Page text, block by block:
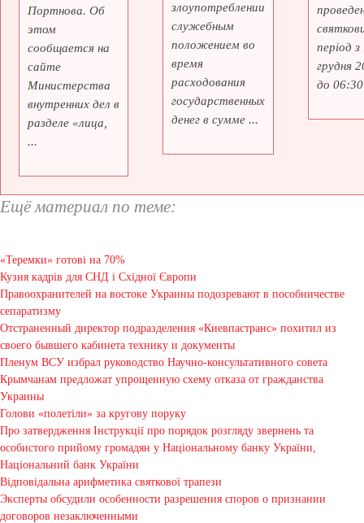
Портнова. Об
этом
сообщается на
сайте
Министерства
внутренних дел в
разделе «лица,
...
злоупотреблении
служебным
положением во
время
расходования
государственных
денег в сумме ...
період
грудня
до
Ещё материал по теме:
«Теремки» готові на 70%
Кузня кадрів для СНД і Східної Європи
Правоохранителей на востоке Украины подозревают в пособничестве
сепаратизму
Отстраненный директор подразделения «Киевпастранс» похитил из
своего бывшего кабинета технику и документы
Пленум ВСУ избрал руководство Научно-консультативного совета
Крымчанам предложат упрощенную схему отказа от гражданства
Украины
Голови «полетіли» за кругову поруку
Про затвердження Інструкції про порядок розгляду звернень та
особистого прийому громадян у Національному банку України,
Національний банк України
Відповідальна арифметика святкової трапези
Эксперты обсудили особенности разрешения споров о признании
договоров незаключенными